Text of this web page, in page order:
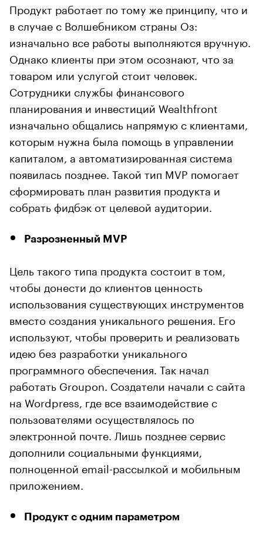
Продукт работает по тому же принципу, что и
в случае с Волшебником страны Оз:
изначально все работы выполняются вручную.
Однако клиенты при этом осознают, что за
товаром или услугой стоит человек.
Сотрудники службы финансового
планирования и инвестиций Wealthfront
изначально общались напрямую с клиентами,
которым нужна была помощь в управлении
капиталом, а автоматизированная система
появилась позднее. Такой тип MVP помогает
сформировать план развития продукта и
собрать фидбэк от целевой аудитории.
Разрозненный MVP
Цель такого типа продукта состоит в том,
чтобы донести до клиентов ценность
использования существующих инструментов
вместо создания уникального решения. Его
используют, чтобы проверить и реализовать
идею без разработки уникального
программного обеспечения. Так начал
работать Groupon. Создатели начали с сайта
на Wordpress, где все взаимодействие с
пользователями осуществлялось по
электронной почте. Лишь позднее сервис
дополнили социальными функциями,
полноценной email-рассылкой и мобильным
приложением.
Продукт с одним параметром